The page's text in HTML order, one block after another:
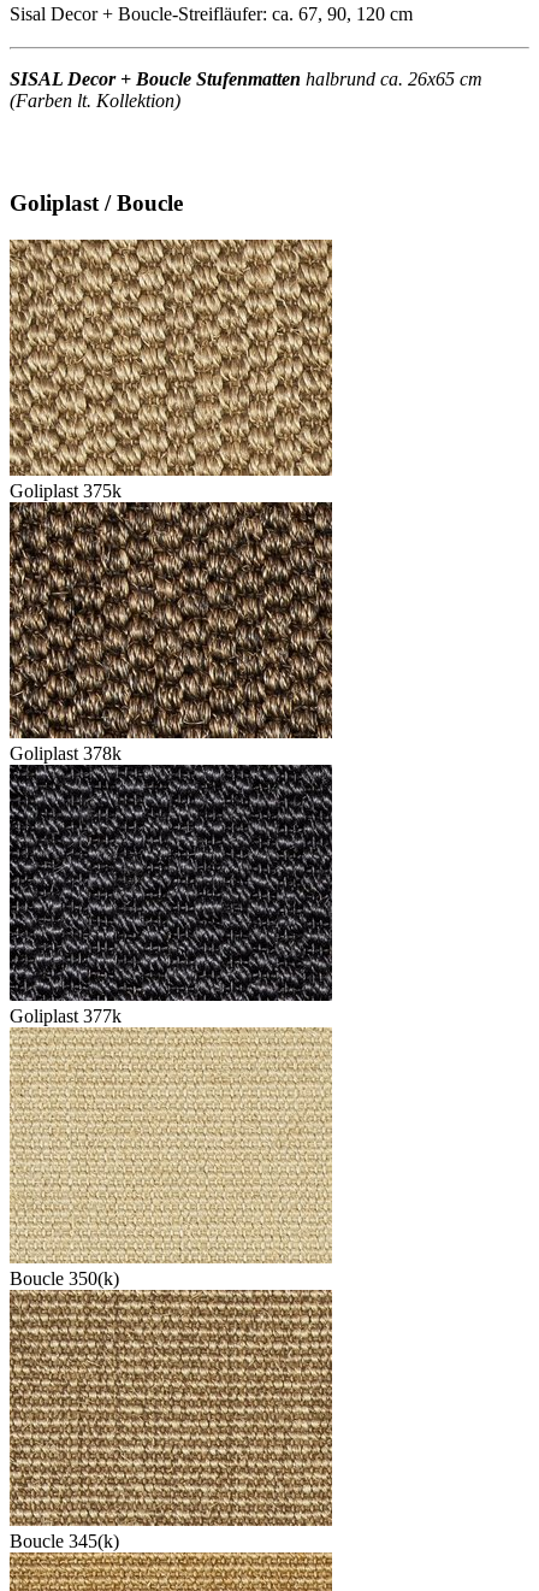
Sisal Decor + Boucle-Streifläufer: ca. 67, 90, 120 cm
SISAL Decor + Boucle Stufenmatten halbrund ca. 26x65 cm
(Farben lt. Kollektion)
Goliplast / Boucle
Goliplast 375k
Goliplast 378k
Goliplast 377k
Boucle 350(k)
Boucle 345(k)